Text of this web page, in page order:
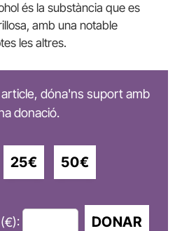
és la substància que es
amb una notable
les altres.
dóna'ns suport amb
donació.
25€ 50€
DONAR